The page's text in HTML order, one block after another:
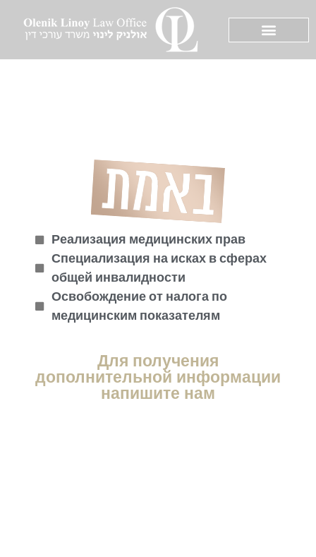
Реализация медицинских прав
Специализация на исках в сферах
общей инвалидности
Освобождение от налога по
медицинским показателям
Для получения
дополнительной информации
напишите нам